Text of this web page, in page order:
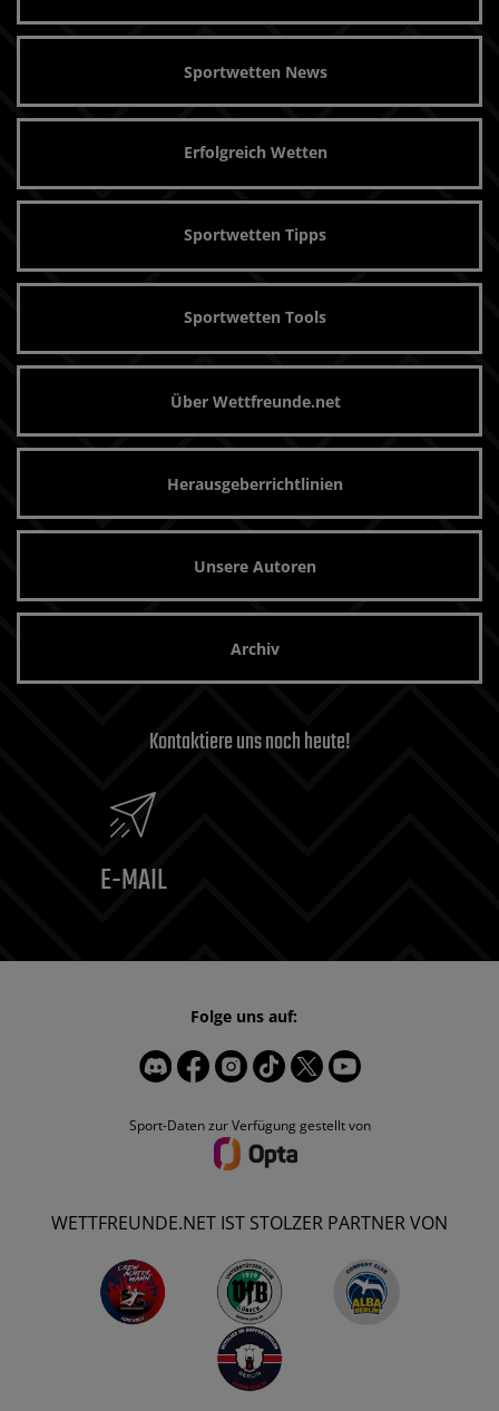
Sportwetten News
Erfolgreich Wetten
Sportwetten Tipps
Sportwetten Tools
Über Wettfreunde.net
Herausgeberrichtlinien
Unsere Autoren
Archiv
Kontaktiere uns noch heute!
E-MAIL
Sport-Daten zur Verfügung gestellt von
Folge uns auf:
WETTFREUNDE.NET IST STOLZER PARTNER VON